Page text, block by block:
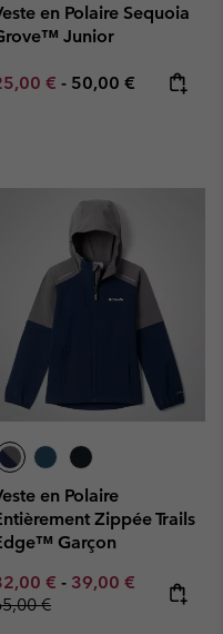
en Polaire Sequoia
Junior
sale price:
€ - Maximum price:
50,00 €
en Polaire
Zippée Trails
Garçon
sale price:
€ - Maximum sale
39,00 € Regular
€